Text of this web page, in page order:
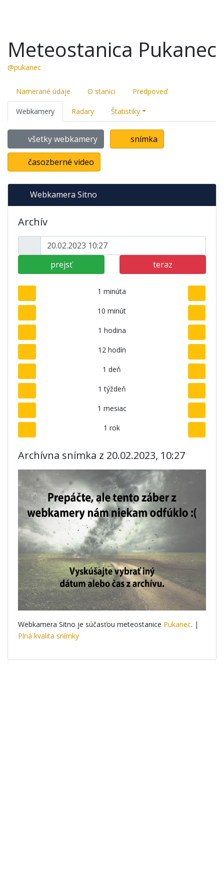
Meteostanica Pukanec
@pukanec
Namerané údaje O stanici Predpoveď
Webkamery Radary Štatistiky
všetky webkamery snímka
časozberné video
Webkamera Sitno
Archív
prejsť teraz
1 minúta
10 minút
1 hodina
12 hodín
1 deň
1 týždeň
1 mesiac
1 rok
Archívna snímka z 20.02.2023, 10:27
Webkamera Sitno je súčasťou meteostanice Pukanec. |
Plná kvalita snímky